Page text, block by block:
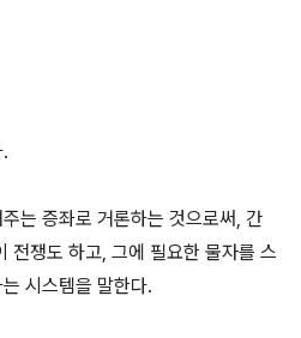
는 증좌로 거론하는 것으로써, 간
전쟁도 하고, 그에 필요한 물자를 스
시스템을 말한다.